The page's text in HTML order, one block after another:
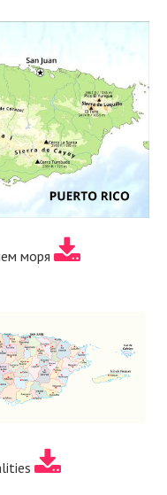
моря